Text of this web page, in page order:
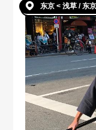
东京 < 浅草 / 东